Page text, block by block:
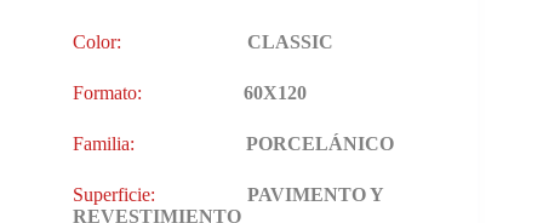
Color: CLASSIC
Formato: 60X120
Familia: PORCELÁNICO
Superficie: PAVIMENTO Y
REVESTIMIENTO